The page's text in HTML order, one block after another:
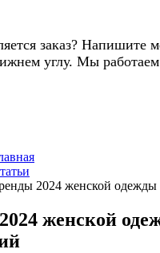
заказ? Напишите
углу. Мы работаем
2024 женской одежды
женской